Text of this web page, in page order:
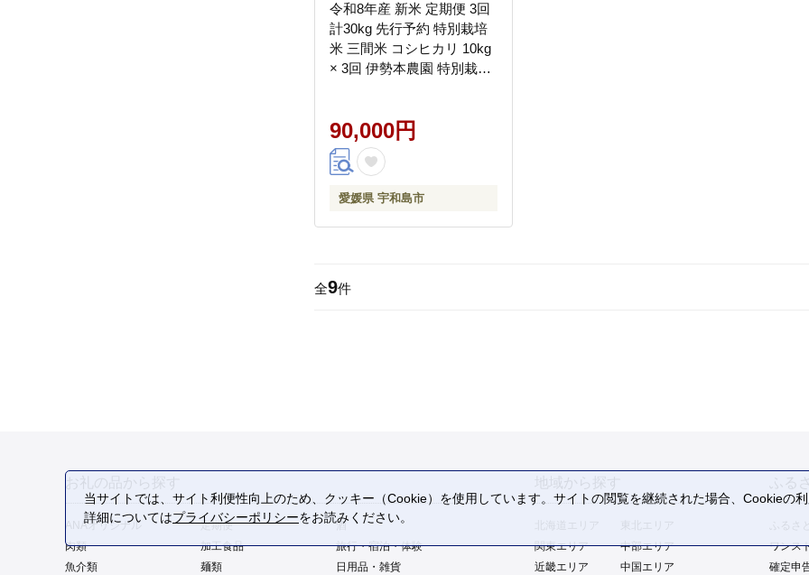
令和8年産 新米 定期便 3回
計30kg 先行予約 特別栽培
米 三間米 コシヒカリ 10kg
× 3回 伊勢本農園 特別栽培
弁当 ブランド米 ふっくら
ライス 農家直送 産地直送
数量限定 国産 愛媛 宇和島
90,000円
愛媛県 宇和島市
全9件
お礼の品から探す
ANAオリジナル 定期便
酒
肉類
加工食品
旅行・宿泊・体験
魚介類
麺類 日用品・雑貨
地域から探す
関東エリア
中部エリア
近畿エリア
中国エリア
ふる
ふるさ
ワンス
確定申
当サイトでは、サイト利便性向上のため、クッキー（Cookie）を使用しています。サイトの閲覧を継続された場合、Cookieの
詳細についてはプライバシーポリシーをお読みください。